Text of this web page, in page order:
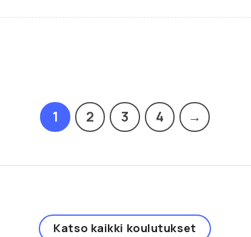
1 2 3 4 →
Katso kaikki koulutukset